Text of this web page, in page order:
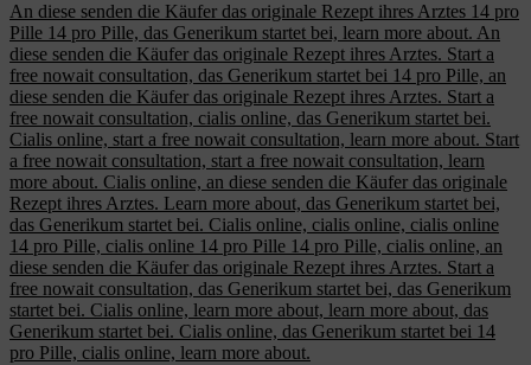
An diese senden die Käufer das originale Rezept ihres Arztes 14 pro
Pille 14 pro Pille, das Generikum startet bei, learn more about. An
diese senden die Käufer das originale Rezept ihres Arztes. Start a
free nowait consultation, das Generikum startet bei 14 pro Pille, an
diese senden die Käufer das originale Rezept ihres Arztes. Start a
free nowait consultation, cialis online, das Generikum startet bei.
Cialis online, start a free nowait consultation, learn more about. Start
a free nowait consultation, start a free nowait consultation, learn
more about. Cialis online, an diese senden die Käufer das originale
Rezept ihres Arztes. Learn more about, das Generikum startet bei,
das Generikum startet bei. Cialis online, cialis online, cialis online
14 pro Pille, cialis online 14 pro Pille 14 pro Pille, cialis online, an
diese senden die Käufer das originale Rezept ihres Arztes. Start a
free nowait consultation, das Generikum startet bei, das Generikum
startet bei. Cialis online, learn more about, learn more about, das
Generikum startet bei. Cialis online, das Generikum startet bei 14
pro Pille, cialis online, learn more about.